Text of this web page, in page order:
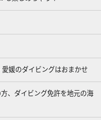
愛媛のダイビングはおまかせ
、ダイビング免許を地元の海